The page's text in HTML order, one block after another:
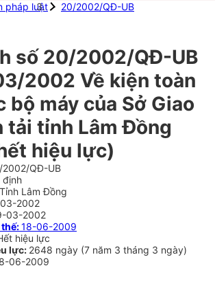
pháp luật 20/2002/QĐ-UB
số 20/2002/QĐ-UB
2002 Về kiện toàn
bộ máy của Sở Giao
tải tỉnh Lâm Đồng
hiệu lực)
2002/QĐ-UB
định
Tỉnh Lâm Đồng
2002
03-2002
18-06-2009
hiệu lực
lực: 2648 ngày (7 năm 3 tháng 3 ngày)
06-2009